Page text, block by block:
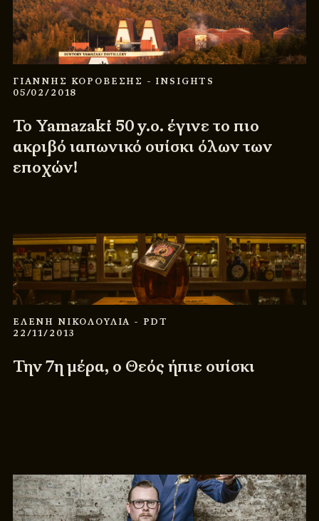
ΓΙΑΝΝΗΣ ΚΟΡΟΒΕΣΗΣ - INSIGHTS
05/02/2018
Το Yamazaki 50 y.o. έγινε το πιο
ακριβό ιαπωνικό ουίσκι όλων των
εποχών!
ΕΛΕΝΗ ΝΙΚΟΛΟΥΛΙΑ - PDT
22/11/2013
Την 7η μέρα, ο Θεός ήπιε ουίσκι